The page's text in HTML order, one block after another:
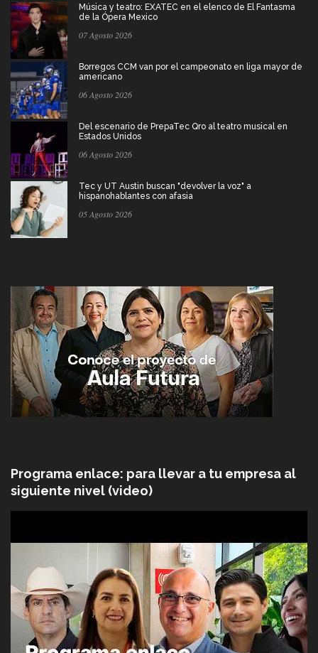
Música y teatro: EXATEC en el elenco de El Fantasma
de la Ópera Mexico
07 Agosto 2026
Borregos CCM van por el campeonato en liga mayor de
americano
06 Agosto 2026
Del escenario de PrepaTec Qro al teatro musical en
Estados Unidos
06 Agosto 2026
Tec y UT Austin buscan "devolver la voz" a
hispanohablantes con afasia
05 Agosto 2026
Programa enlace: para llevar a tu empresa al
siguiente nivel (video)